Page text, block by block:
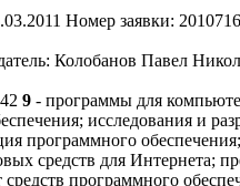
Номер заявки:
Колобанов Павел
9 - программы для
исследования и
программного
средств для
программного